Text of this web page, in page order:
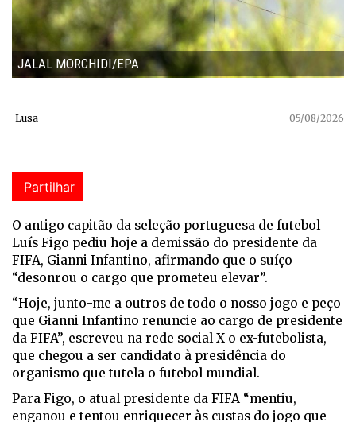
JALAL MORCHIDI/EPA
Lusa 05/08/2026
Partilhar
O antigo capitão da seleção portuguesa de futebol
Luís Figo pediu hoje a demissão do presidente da
FIFA, Gianni Infantino, afirmando que o suíço
“desonrou o cargo que prometeu elevar”.
“Hoje, junto-me a outros de todo o nosso jogo e peço
que Gianni Infantino renuncie ao cargo de presidente
da FIFA”, escreveu na rede social X o ex-futebolista,
que chegou a ser candidato à presidência do
organismo que tutela o futebol mundial.
Para Figo, o atual presidente da FIFA “mentiu,
enganou e tentou enriquecer às custas do jogo que